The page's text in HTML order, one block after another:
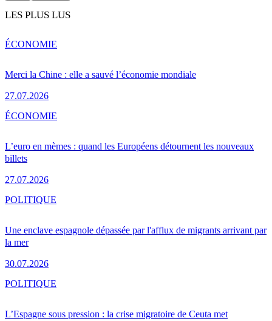
LES PLUS LUS
Merci la Chine : elle a sauvé l’économie mondiale
27.07.2026
ÉCONOMIE
L’euro en mèmes : quand les Européens détournent les nouveaux
billets
27.07.2026
ÉCONOMIE
Une enclave espagnole dépassée par l'afflux de migrants arrivant par
la mer
30.07.2026
POLITIQUE
L’Espagne sous pression : la crise migratoire de Ceuta met
POLITIQUE